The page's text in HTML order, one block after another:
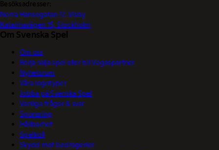
Besöksadresser:
Norra Hansegatan 17, Visby
Katarinavägen 15, Stockholm
Om Svenska Spel
Om oss
Börja sälja spel eller bli Vegaspartner
Nyhetsrum
Våra logotyper
Jobba på Svenska Spel
Vanliga frågor & svar
Sponsring
Hållbarhet
Spelkoll
Skydd mot bedrägerier